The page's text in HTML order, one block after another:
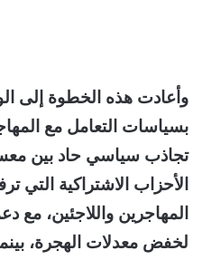
وأعادت هذه الخطوة إلى
بسياسات التعامل مع
تجاذب سياسي حاد بين
الأحزاب الاشتراكية
المهاجرين واللاجئين،
لخفض معدلات الهجرة،